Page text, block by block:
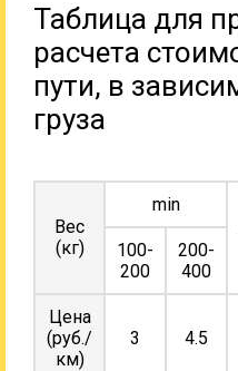
Таблица для
расчета
пути, в
груза
Вес
(кг)
min
100-
200
200-
400
Цена
(руб./
км)
3 4.5